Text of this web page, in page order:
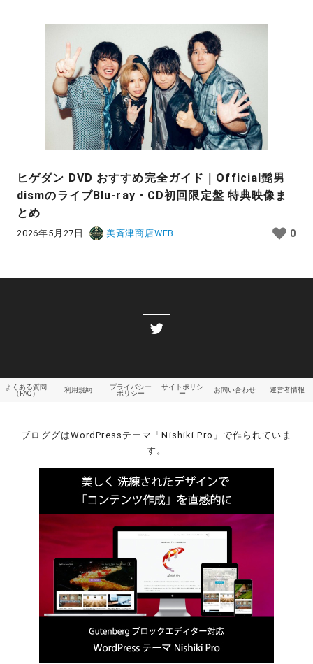
ヒゲダン DVD おすすめ完全ガイド｜Official髭男
dismのライブBlu-ray・CD初回限定盤 特典映像ま
とめ
2026年5月27日 美斉津商店WEB 0
よくある質問
（FAQ）
利用規約
プライバシー
ポリシー
サイトポリシ
ー
お問い合わせ 運営者情報
ブロググはWordPressテーマ「Nishiki Pro」で作られていま
す。